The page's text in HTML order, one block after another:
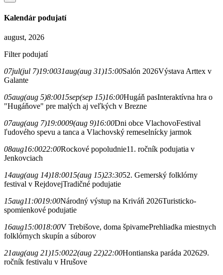
Kalendár podujatí
august, 2026
Filter podujatí
07jul(jul 7)19:0031aug(aug 31)15:00Salón 2026Výstava Arttex v
Galante
05aug(aug 5)8:0015sep(sep 15)16:00Hugáň pasInteraktívna hra o
"Hugáňove" pre malých aj veľkých v Brezne
07aug(aug 7)19:0009(aug 9)16:00Dni obce VlachovoFestival
ľudového spevu a tanca a Vlachovský remeselnícky jarmok
08aug16:0022:00Rockové popoludnie11. ročník podujatia v
Jenkovciach
14aug(aug 14)18:0015(aug 15)23:3052. Gemerský folklórny
festival v RejdovejTradičné podujatie
15aug11:0019:00Národný výstup na Kriváň 2026Turisticko-
spomienkové podujatie
16aug15:0018:00V Trebišove, doma špivamePrehliadka miestnych
folklórnych skupín a súborov
21aug(aug 21)15:0022(aug 22)22:00Hontianska paráda 202629.
ročník festivalu v Hrušove